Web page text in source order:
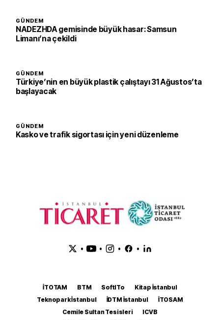
GÜNDEM
NADEZHDA gemisinde büyük hasar: Samsun
Limanı’na çekildi
GÜNDEM
Türkiye’nin en büyük plastik çalıştayı 31 Ağustos’ta
başlayacak
GÜNDEM
Kasko ve trafik sigortası için yeni düzenleme
• • • •
İTOTAM BTM SoftITo
Kitap İstanbul
Teknopark İstanbul
İDTM İstanbul
İTOSAM
Cemile Sultan Tesisleri
ICVB